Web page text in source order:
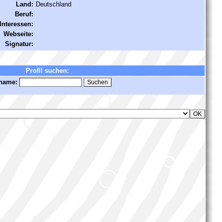
Land: Deutschland
Beruf:
Interessen:
Webseite:
Signatur:
Profil suchen: